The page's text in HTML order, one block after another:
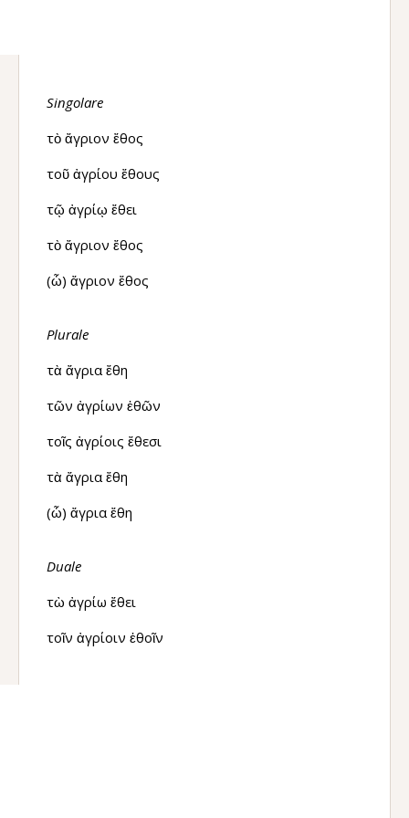
Singolare
τὸ ἄγριον ἔθος
τοῦ ἀγρίου ἔθους
τῷ ἀγρίῳ ἔθει
τὸ ἄγριον ἔθος
(ὦ) ἄγριον ἔθος
Plurale
τὰ ἄγρια ἔθη
τῶν ἀγρίων ἐθῶν
τοῖς ἀγρίοις ἔθεσι
τὰ ἄγρια ἔθη
(ὦ) ἄγρια ἔθη
Duale
τὼ ἀγρίω ἔθει
τοῖν ἀγρίοιν ἐθοῖν